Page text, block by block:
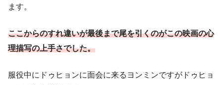
ます。
ここからのすれ違いが最後まで尾を引くのがこの映画の心
理描写の上手さでした。
服役中にドゥヒョンに面会に来るヨンミンですがドゥヒョ